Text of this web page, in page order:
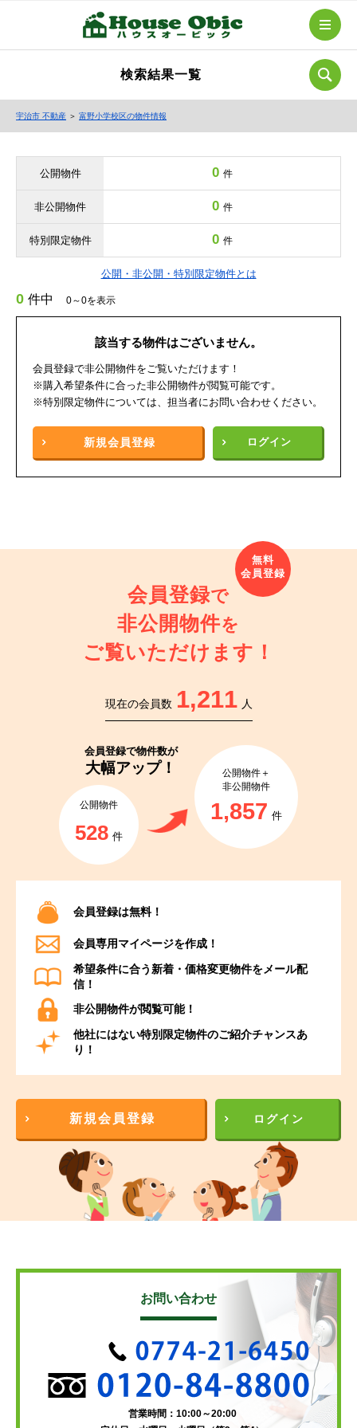
検索結果一覧
宇治市 不動産 ＞ 富野小学校区の物件情報
公開物件 0 件
非公開物件 0 件
特別限定物件 0 件
公開・非公開・特別限定物件とは
0 件中 0～0を表示
該当する物件はございません。
会員登録で非公開物件をご覧いただけます！
※購入希望条件に合った非公開物件が閲覧可能です。
※特別限定物件については、担当者にお問い合わせください。
新規会員登録 ログイン
会員登録で
非公開物件を
ご覧いただけます！
現在の会員数 1,211 人
会員登録で物件数が
大幅アップ！
公開物件
528 件
公開物件＋
非公開物件
1,857 件
会員登録は無料！
会員専用マイページを作成！
希望条件に合う新着・価格変更物件をメール配
信！
非公開物件が閲覧可能！
他社にはない特別限定物件のご紹介チャンスあ
り！
新規会員登録 ログイン
お問い合わせ
営業時間：10:00～20:00